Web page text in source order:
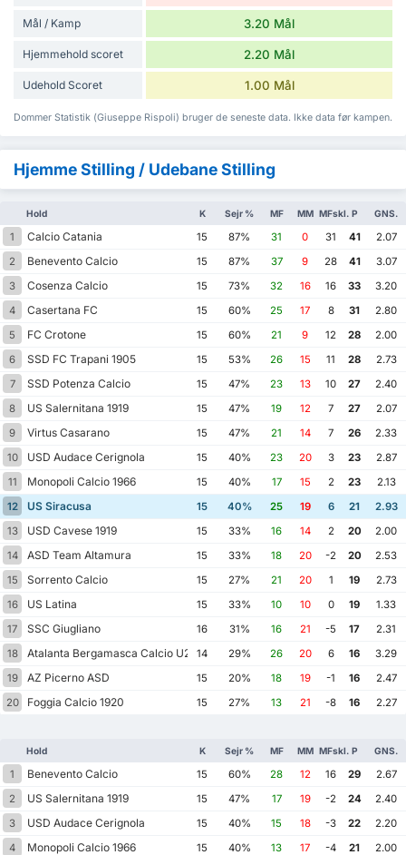
Mål / Kamp 3.20 Mål
Hjemmehold scoret 2.20 Mål
Udehold Scoret 1.00 Mål
Dommer Statistik (Giuseppe Rispoli) bruger de seneste data. Ikke data før kampen.
Hjemme Stilling / Udebane Stilling
Hold K Sejr % MF MM MFskl. P GNS.
1 Calcio Catania 15 87% 31 0 31 41
2.07
2
Benevento Calcio 15 87% 37 9 28 41
3.07
3
Cosenza Calcio 15 73% 32 16 16 33
3.20
4
Casertana FC 15 60% 25 17 8 31
2.80
5
FC Crotone 15 60% 21 9 12 28
2.00
6
SSD FC Trapani 1905 15 53% 26 15 11 28
2.73
7
SSD Potenza Calcio 15 47% 23 13 10 27
2.40
8
US Salernitana 1919 15 47% 19 12 7 27
2.07
9
Virtus Casarano 15 47% 21 14 7 26
2.33
10
USD Audace Cerignola 15 40% 23 20 3 23
2.87
11
Monopoli Calcio 1966 15 40% 17 15 2 23
2.13
12
US Siracusa 15 40% 25 19 6 21
2.93
13
USD Cavese 1919 15 33% 16 14 2 20
2.00
14
ASD Team Altamura 15 33% 18 20 -2 20
2.53
15
Sorrento Calcio 15 27% 21 20 1 19
2.73
16
US Latina 15 33% 10 10 0 19
1.33
17
SSC Giugliano 16 31% 16 21 -5 17
2.31
18
Atalanta Bergamasca Calcio U23 14 29% 26 20 6 16
3.29
19
AZ Picerno ASD 15 20% 18 19 -1 16
2.47
20
Foggia Calcio 1920 15 27% 13 21 -8 16 2.27
Hold K Sejr % MF MM MFskl. P GNS.
1 Benevento Calcio 15 60% 28 12 16 29
2.67
2
US Salernitana 1919 15 47% 17 19 -2 24
2.40
3
USD Audace Cerignola 15 40% 15 18 -3 22
2.20
4
Monopoli Calcio 1966 15 40% 13 17 -4 21
2.00